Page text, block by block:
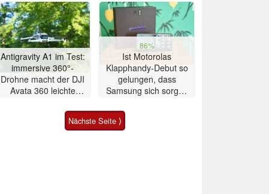
Antigravity A1 im Test:
immersive 360°-
Drohne macht der DJI
Avata 360 leichte
86%
Ist Motorolas
Klapphandy-Debut so
gelungen, dass
Samsung sich sorgen
Smartphone im Test
Nächste Seite ⟩